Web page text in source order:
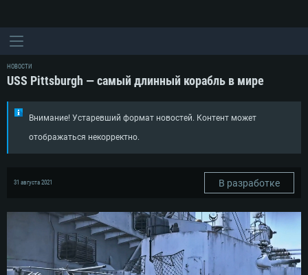
НОВОСТИ
USS Pittsburgh — самый длинный корабль в мире
Внимание! Устаревший формат новостей. Контент может
отображаться некорректно.
31 августа 2021 В разработке